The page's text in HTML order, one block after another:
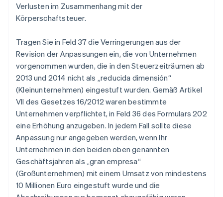
Verlusten im Zusammenhang mit der
Körperschaftsteuer.
Tragen Sie in Feld 37 die Verringerungen aus der
Revision der Anpassungen ein, die von Unternehmen
vorgenommen wurden, die in den Steuerzeiträumen ab
2013 und 2014 nicht als „reducida dimensión“
(Kleinunternehmen) eingestuft wurden. Gemäß Artikel
VII des Gesetzes 16/2012 waren bestimmte
Unternehmen verpflichtet, in Feld 36 des Formulars 202
eine Erhöhung anzugeben. In jedem Fall sollte diese
Anpassung nur angegeben werden, wenn Ihr
Unternehmen in den beiden oben genannten
Geschäftsjahren als „gran empresa“
(Großunternehmen) mit einem Umsatz von mindestens
10 Millionen Euro eingestuft wurde und die